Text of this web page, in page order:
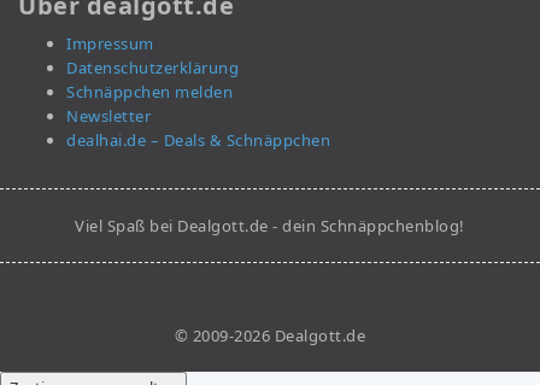
Impressum
Datenschutzerklärung
Schnäppchen melden
Newsletter
dealhai.de – Deals & Schnäppchen
Viel Spaß bei Dealgott.de - dein Schnäppchenblog!
© 2009-2026 Dealgott.de